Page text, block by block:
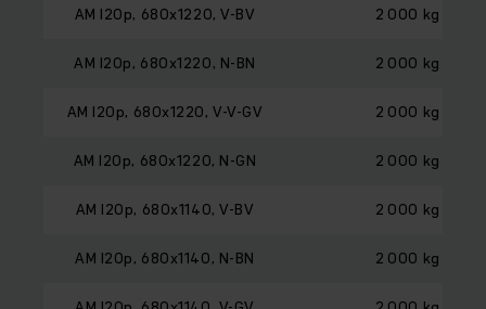
AM I20p, 680x1220, V-BV 2 000 kg
AM I20p, 680x1220, N-BN 2 000 kg
AM I20p, 680x1220, V-V-GV 2 000 kg
AM I20p, 680x1220, N-GN 2 000 kg
AM I20p, 680x1140, V-BV 2 000 kg
AM I20p, 680x1140, N-BN 2 000 kg